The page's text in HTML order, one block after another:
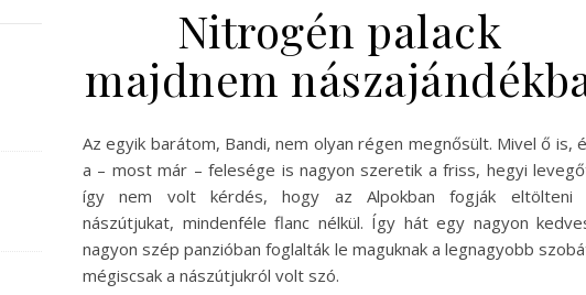
Nitrogén palack
majdnem
Az egyik barátom, Bandi, nem olyan régen megnősült. Mivel ő is,
a – most már – felesége is nagyon szeretik a friss, hegyi
így nem volt kérdés, hogy az Alpokban fogják eltölteni
nászútjukat, mindenféle flanc nélkül. Így hát egy nagyon
nagyon szép panzióban foglalták le maguknak a legnagyobb
mégiscsak a nászútjukról volt szó.